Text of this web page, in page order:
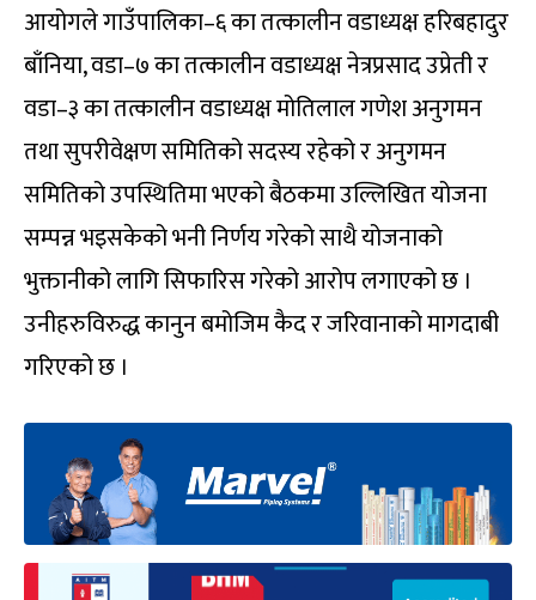
आयोगले गाउँपालिका–६ का तत्कालीन वडाध्यक्ष हरिबहादुर
बाँनिया, वडा–७ का तत्कालीन वडाध्यक्ष नेत्रप्रसाद उप्रेती र
वडा–३ का तत्कालीन वडाध्यक्ष मोतिलाल गणेश अनुगमन
तथा सुपरीवेक्षण समितिको सदस्य रहेको र अनुगमन
समितिको उपस्थितिमा भएको बैठकमा उल्लिखित योजना
सम्पन्न भइसकेको भनी निर्णय गरेको साथै योजनाको
भुक्तानीको लागि सिफारिस गरेको आरोप लगाएको छ ।
उनीहरुविरुद्ध कानुन बमोजिम कैद र जरिवानाको मागदाबी
गरिएको छ ।